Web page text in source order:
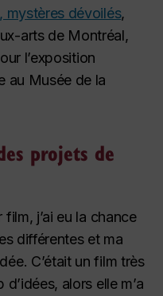
mystères dévoilés,
arts de Montréal,
l’exposition
au Musée de la
projets de
j’ai eu la chance
différentes et ma
C’était un film très
alors elle m’a